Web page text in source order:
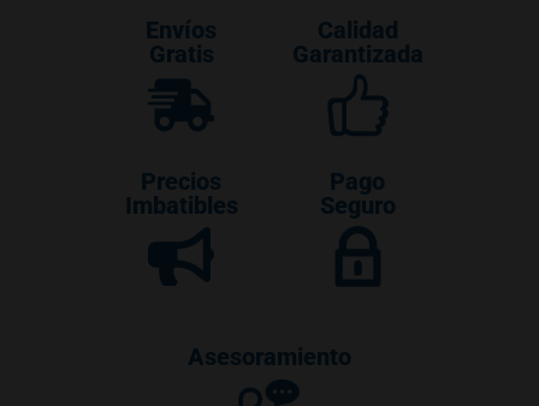
Envíos
Gratis
Calidad
Garantizada
Precios
Imbatibles
Pago
Seguro
Asesoramiento